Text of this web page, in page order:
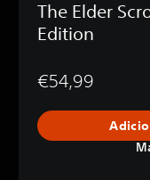
The Elder
Edition
€54,99